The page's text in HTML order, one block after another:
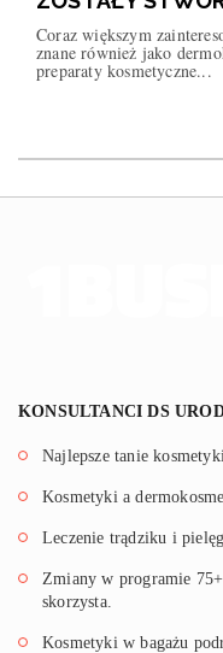
Coraz większym
znane również jako
preparaty kosmetyczne...
KONSULTANCI DS
Najlepsze tanie
Kosmetyki a
Leczenie trądziku i
Zmiany w programie
skorzysta.
Kosmetyki w bagażu